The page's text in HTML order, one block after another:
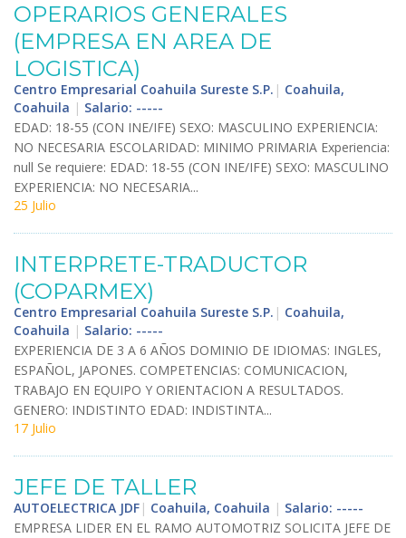
OPERARIOS GENERALES
(EMPRESA EN AREA DE
LOGISTICA)
Centro Empresarial Coahuila Sureste S.P. | Coahuila,
Coahuila | Salario: -----
EDAD: 18-55 (CON INE/IFE) SEXO: MASCULINO EXPERIENCIA:
NO NECESARIA ESCOLARIDAD: MINIMO PRIMARIA Experiencia:
null Se requiere: EDAD: 18-55 (CON INE/IFE) SEXO: MASCULINO
EXPERIENCIA: NO NECESARIA...
25 Julio
INTERPRETE-TRADUCTOR
(COPARMEX)
Centro Empresarial Coahuila Sureste S.P. | Coahuila,
Coahuila | Salario: -----
EXPERIENCIA DE 3 A 6 AÑOS DOMINIO DE IDIOMAS: INGLES,
ESPAÑOL, JAPONES. COMPETENCIAS: COMUNICACION,
TRABAJO EN EQUIPO Y ORIENTACION A RESULTADOS.
GENERO: INDISTINTO EDAD: INDISTINTA...
17 Julio
JEFE DE TALLER
AUTOELECTRICA JDF | Coahuila, Coahuila | Salario: -----
EMPRESA LIDER EN EL RAMO AUTOMOTRIZ SOLICITA JEFE DE